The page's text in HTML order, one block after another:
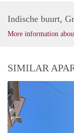
Indische buurt,
More information
SIMILAR